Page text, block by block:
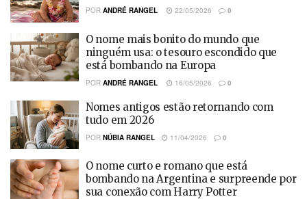
POR ANDRÉ RANGEL 22/05/2026 0
O nome mais bonito do mundo que
ninguém usa: o tesouro escondido que
está bombando na Europa
POR ANDRÉ RANGEL 16/05/2026 0
Nomes antigos estão retornando com
tudo em 2026
POR NÚBIA RANGEL 11/04/2026 0
O nome curto e romano que está
bombando na Argentina e surpreende por
sua conexão com Harry Potter